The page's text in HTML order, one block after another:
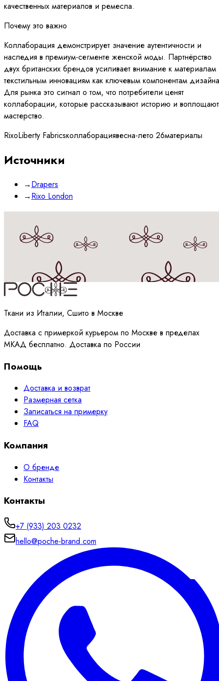
качественных материалов и ремесла.
Почему это важно
Коллаборация демонстрирует значение аутентичности и
наследия в премиум-сегменте женской моды. Партнёрство
двух британских брендов усиливает внимание к материалам
текстильным инновациям как ключевым компонентам
Для рынка это сигнал о том, что потребители ценят
коллаборации, которые рассказывают историю и воплощают
мастерство.
RixoLiberty Fabricsколлаборациявесна-лето 26материалы
Источники
→Drapers
→Rixo London
Принимаюполитикуобработки данных
Ткани из Италии, Сшито в Москве
Доставка с примеркой курьером по Москве в пределах
МКАД бесплатно. Доставка по России
Помощь
Доставка и возврат
Размерная сетка
Записаться на примерку
FAQ
Компания
О бренде
Контакты
Контакты
+7 (933) 203 0232
hello@poche-brand.com